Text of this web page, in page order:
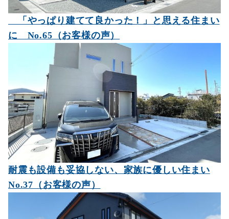
「やっぱり建てて良かった！」と思える住まい
に No.65（お客様の声）
耐震も設備も妥協しない、家族に優しい住まい
No.37（お客様の声）